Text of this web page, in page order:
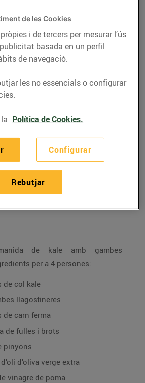
d'amanida de
gambes
de kale amb gambes
per a 4 persones:
de col kale
llagostineres
de carn ferma
de fulles i brots
pinyons
d’oliva verge extra
vinagre de poma
de les Cookies
i de tercers per mesurar l’ús
basada en un perfil
de navegació.
les no essencials o configurar
Política de Cookies.
Configurar
Rebutjar